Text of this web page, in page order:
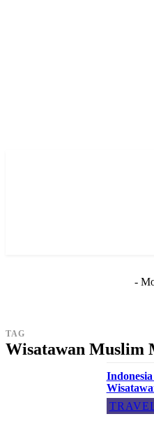
-
TAG
Wisatawan Muslim